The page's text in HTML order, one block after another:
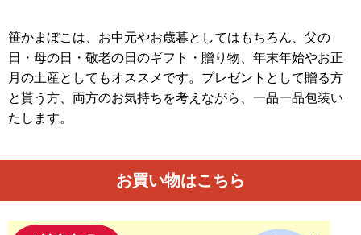
笹かまぼこは、お中元やお歳暮としてはもちろん、父の
日・母の日・敬老の日のギフト・贈り物、年末年始やお正
月の土産としてもオススメです。プレゼントとして贈る方
と貰う方、両方のお気持ちを考えながら、一品一品包装い
たします。
お買い物はこちら